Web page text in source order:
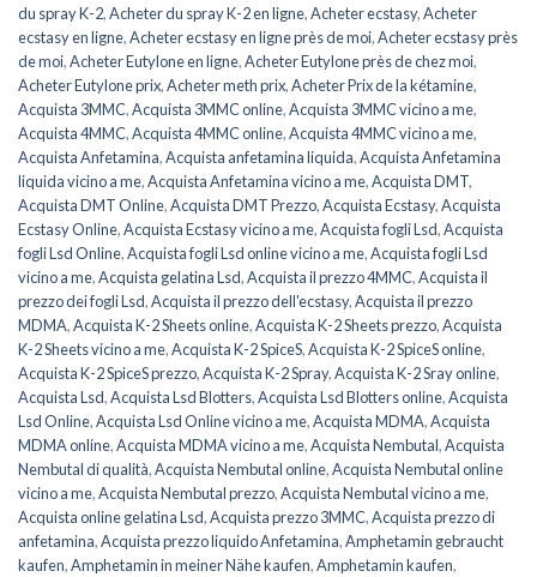
du spray K-2,Acheter du spray K-2 en ligne,Acheter ecstasy,Acheter
ecstasy en ligne,Acheter ecstasy en ligne près de moi,Acheter ecstasy près
de moi,Acheter Eutylone en ligne,Acheter Eutylone près de chez moi,
Acheter Eutylone prix,Acheter meth prix,Acheter Prix de la kétamine,
Acquista 3MMC,Acquista 3MMC online,Acquista 3MMC vicino a me,
Acquista 4MMC,Acquista 4MMC online,Acquista 4MMC vicino a me,
Acquista Anfetamina,Acquista anfetamina liquida,Acquista Anfetamina
liquida vicino a me,Acquista Anfetamina vicino a me,Acquista DMT,
Acquista DMT Online,Acquista DMT Prezzo,Acquista Ecstasy,Acquista
Ecstasy Online,Acquista Ecstasy vicino a me,Acquista fogli Lsd,Acquista
fogli Lsd Online,Acquista fogli Lsd online vicino a me,Acquista fogli Lsd
vicino a me,Acquista gelatina Lsd,Acquista il prezzo 4MMC,Acquista il
prezzo dei fogli Lsd,Acquista il prezzo dell'ecstasy,Acquista il prezzo
MDMA,Acquista K-2 Sheets online,Acquista K-2 Sheets prezzo,Acquista
K-2 Sheets vicino a me,Acquista K-2 SpiceS,Acquista K-2 SpiceS online,
Acquista K-2 SpiceS prezzo,Acquista K-2 Spray,Acquista K-2 Sray online,
Acquista Lsd,Acquista Lsd Blotters,Acquista Lsd Blotters online,Acquista
Lsd Online,Acquista Lsd Online vicino a me,Acquista MDMA,Acquista
MDMA online,Acquista MDMA vicino a me,Acquista Nembutal,Acquista
Nembutal di qualità,Acquista Nembutal online,Acquista Nembutal online
vicino a me,Acquista Nembutal prezzo,Acquista Nembutal vicino a me,
Acquista online gelatina Lsd,Acquista prezzo 3MMC,Acquista prezzo di
anfetamina,Acquista prezzo liquido Anfetamina,Amphetamin gebraucht
kaufen,Amphetamin in meiner Nähe kaufen,Amphetamin kaufen,